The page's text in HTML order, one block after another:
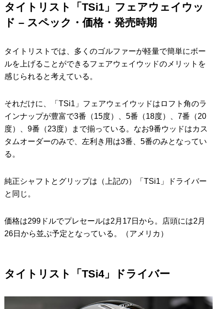
タイトリスト「TSi1」フェアウェイウッ
ド – スペック・価格・発売時期
タイトリストでは、多くのゴルファーが軽量で簡単にボー
ルを上げることができるフェアウェイウッドのメリットを
感じられると考えている。
それだけに、「TSi1」フェアウェイウッドはロフト角のラ
インナップが豊富で3番（15度）、5番（18度）、7番（20
度）、9番（23度）まで揃っている。なお9番ウッドはカス
タムオーダーのみで、左利き用は3番、5番のみとなってい
る。
純正シャフトとグリップは（上記の）「TSi1」ドライバー
と同じ。
価格は299ドルでプレセールは2月17日から。店頭には2月
26日から並ぶ予定となっている。（アメリカ）
タイトリスト「TSi4」ドライバー